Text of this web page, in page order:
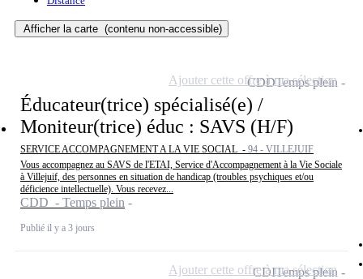
Afficher la carte (contenu non-accessible)
Éducateur(trice) spécialisé(e) /
Moniteur(trice) éduc : SAVS (H/F)
SERVICE ACCOMPAGNEMENT A LA VIE SOCIAL - 94 - VILLEJUIF
Vous accompagnez au SAVS de l'ETAI, Service d'Accompagnement à la Vie Sociale
à Villejuif, des personnes en situation de handicap (troubles psychiques et/ou
déficience intellectuelle). Vous recevez...
CDD - Temps plein
Publié il y a 3 jours
CDDTemps plein
Ajouter cette offre à ma sélection
CDITemps plein
Ajouter cette offre à ma sélection